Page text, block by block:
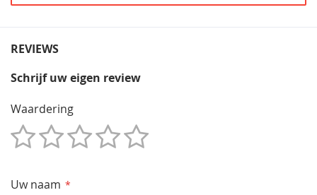
REVIEWS
Schrijf uw eigen review
Waardering
Uw naam